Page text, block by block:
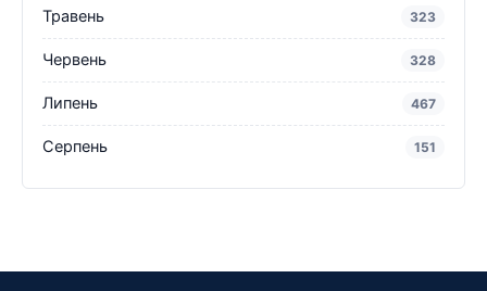
Травень 323
Червень 328
Липень 467
Серпень 151